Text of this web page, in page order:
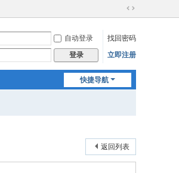
切
到
宽
版
自动登录
找回密码
登录 立即注册
快捷导航
返回列表